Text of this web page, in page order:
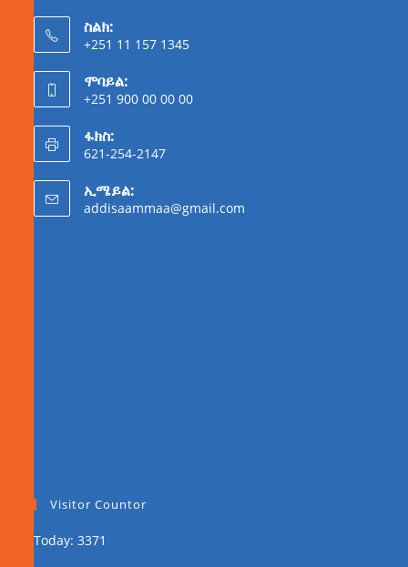
ስልክ:
+251 11 157 1345
ሞባይል:
+251 900 00 00 00
ፋክስ:
621-254-2147
ኢሜይል:
addisaammaa@gmail.com
Visitor Countor
Today: 3371